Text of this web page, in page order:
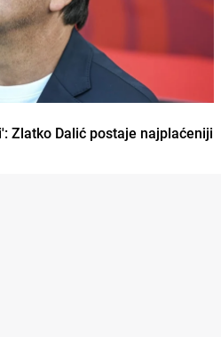
Zlatko Dalić postaje najplaćeniji